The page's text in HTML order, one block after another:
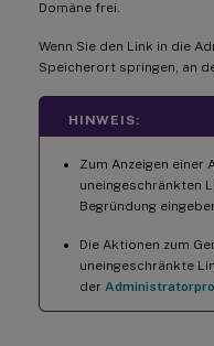
Domäne frei.
Wenn Sie den Link in die
Speicherort springen, an
HINWEIS:
Zum Anzeigen einer
uneingeschränkten
Begründung
Die Aktionen zum
uneingeschränkte
der